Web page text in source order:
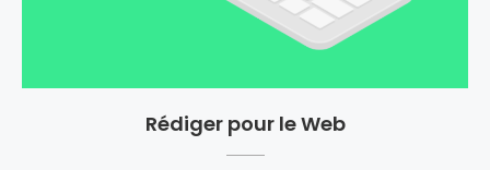
Rédiger pour le Web